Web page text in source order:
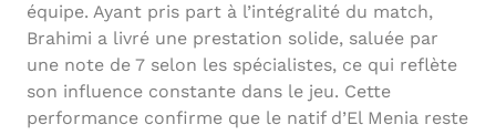
équipe. Ayant pris part à l’intégralité du match,
Brahimi a livré une prestation solide, saluée par
une note de 7 selon les spécialistes, ce qui reflète
son influence constante dans le jeu. Cette
performance confirme que le natif d’El Menia reste